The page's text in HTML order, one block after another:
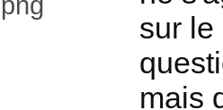
sur le
mais